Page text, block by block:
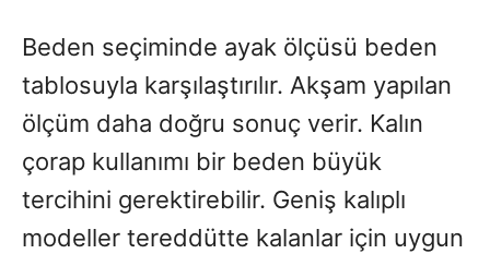
Beden seçiminde ayak ölçüsü beden
tablosuyla karşılaştırılır. Akşam yapılan
ölçüm daha doğru sonuç verir. Kalın
çorap kullanımı bir beden büyük
tercihini gerektirebilir. Geniş kalıplı
modeller tereddütte kalanlar için uygun